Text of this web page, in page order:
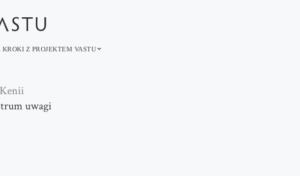
KROKI Z PROJEKTEM VASTU
uwagi